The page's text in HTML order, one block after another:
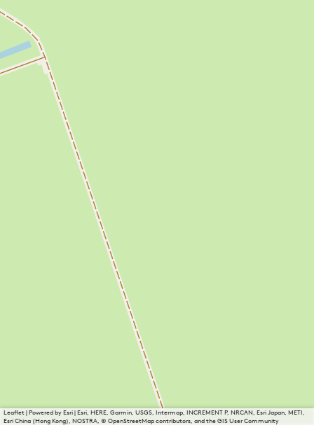
Leaflet|Powered by Esri | Esri, HERE, Garmin, USGS, Intermap, INCREMENT P, NRCAN, Esri Japan, METI,
Esri China (Hong Kong), NOSTRA, © OpenStreetMap contributors, and the GIS User Community